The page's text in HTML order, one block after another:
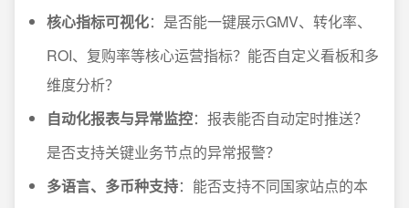
核心指标可视化：是否能一键展示GMV、转化率、
ROI、复购率等核心运营指标？能否自定义看板和多
维度分析？
自动化报表与异常监控：报表能否自动定时推送？
是否支持关键业务节点的异常报警？
多语言、多币种支持：能否支持不同国家站点的本